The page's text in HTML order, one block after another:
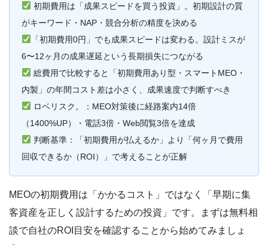
初期費用は「成果スピードを買う投資」。初期設計の質
がキーワード・NAP・競合分析の精度を決める
「初期費用0円」でも成果スピードは変わる。設計ミスが
6〜12ヶ月の成果遅延という長期損失につながる
総費用で比較すると「初期費用あり型・スマートMEO・
内製」の年間コスト差は小さく、成果速度で判断すべき
ロベリスク。：MEO対策後に経路案内14倍
（1400%UP）・電話3倍・Web閲覧3倍を達成
判断基準：「初期費用が払えるか」より「何ヶ月で費用
回収できるか（ROI）」で考えることが正解
MEOの初期費用は「かかるコスト」ではなく「早期に集
客資産を正しく設計するための投資」です。まずは無料相
談で自社のROI目安を確認することから始めてみましょ